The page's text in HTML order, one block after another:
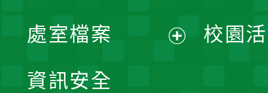
單
處室檔案
資訊安全
校園